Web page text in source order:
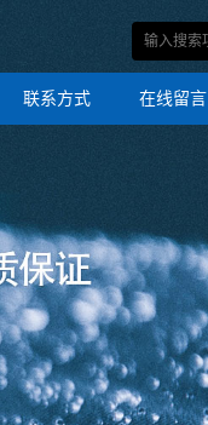
联系方式 在线留言